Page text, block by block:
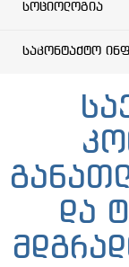
სოციოლოგია
საკონტაქტო
და